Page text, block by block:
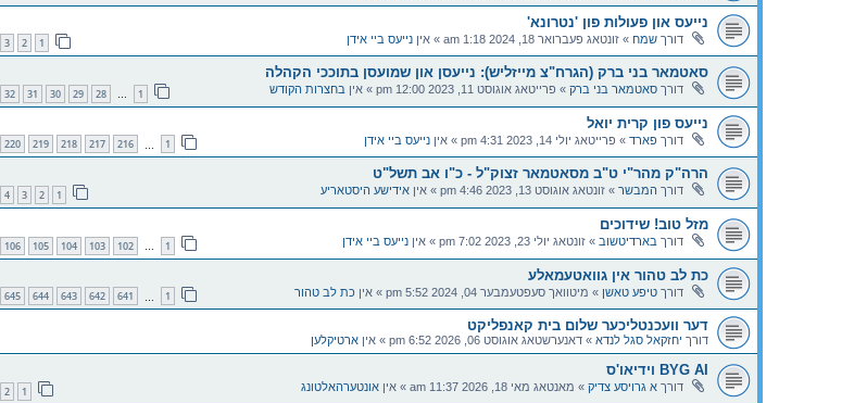
נייעס און פעולות פון 'נטרונא'
דורך שמח » זונטאג פעברואר 18, 2024 1:18 am » אין נייעס ביי אידן 1
2
3
סאטמאר בני ברק (הגרח"צ מייזליש): נייעסן און שמועסן בתוככי הקהלה
דורך סאטמאר בני ברק » פרייטאג אוגוסט 11, 2023 12:00 pm » אין בחצרות הקודש 1
…
28
29
30
31
32
נייעס פון קרית יואל
דורך פארד » פרייטאג יולי 14, 2023 4:31 pm » אין נייעס ביי אידן 1
216
217
218
219
220
הרה"ק מהר"י ט"ב מסאטמאר זצוק"ל - כ"ו אב תשל"ט
דורך המבשר » זונטאג אוגוסט 13, 2023 4:46 pm » אין אידישע היסטאריע 1
2
3
4
מזל טוב! שידוכים
דורך בארדיטשוב » זונטאג יולי 23, 2023 7:02 pm » אין נייעס ביי אידן 1
…
102
103
104
105
106
כת לב טהור אין גוואטעמאלע
דורך טיפע טאשן » מיטוואך סעפטעמבער 04, 2024 5:52 pm » אין כת לב טהור 1
641
642
643
644
645
דער וועכנטליכער שלום בית קאנפליקט
דורך יחזקאל סגל לנדא » דאנערשטאג אוגוסט 06, 2026 6:52 pm » אין ארטיקלען
BYG AI וידיאו'ס
דורך א גרויסע צדיק » מאנטאג מאי 18, 2026 11:37 am » אין אונטערהאלטונג 1
2